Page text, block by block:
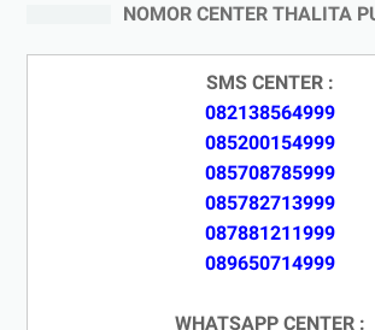
NOMOR CENTER THALITA
SMS CENTER :
082138564999
085200154999
085708785999
085782713999
087881211999
089650714999
WHATSAPP CENTER :